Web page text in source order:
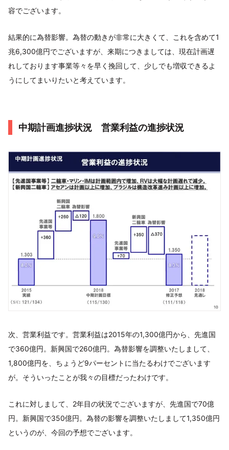
容でございます。
結果的に為替影響。為替の動きが非常に大きくて、これを含めて1
兆6,300億円でございますが、来期につきましては、現在計画遅
れしております事業等々を早く挽回して、少しでも増収できるよ
うにしてまいりたいと考えています。
中期計画進捗状況 営業利益の進捗状況
次、営業利益です。営業利益は2015年の1,300億円から、先進国
で360億円。新興国で260億円。為替影響を調整いたしまして、
1,800億円を、ちょうど9パーセントに当たるわけでございます
が。そういったことが我々の目標だったわけです。
これに対しまして、2年目の状況でございますが、先進国で70億
円。新興国で350億円。為替の影響を調整いたしまして1,350億円
というのが、今回の予想でございます。